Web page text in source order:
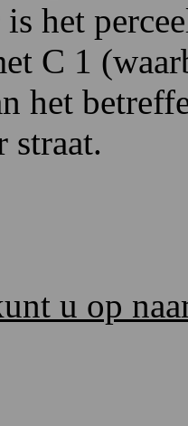
het
C 1
het
straat.
u op